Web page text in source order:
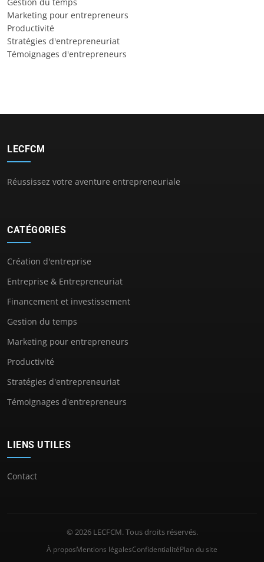
Gestion du temps
Marketing pour entrepreneurs
Productivité
Stratégies d'entrepreneuriat
Témoignages d'entrepreneurs
LECFCM
Réussissez votre aventure entrepreneuriale
CATÉGORIES
Création d'entreprise
Entreprise & Entrepreneuriat
Financement et investissement
Gestion du temps
Marketing pour entrepreneurs
Productivité
Stratégies d'entrepreneuriat
Témoignages d'entrepreneurs
LIENS UTILES
Contact
© 2026 LECFCM. Tous droits réservés.
À proposMentions légalesConfidentialitéPlan du site